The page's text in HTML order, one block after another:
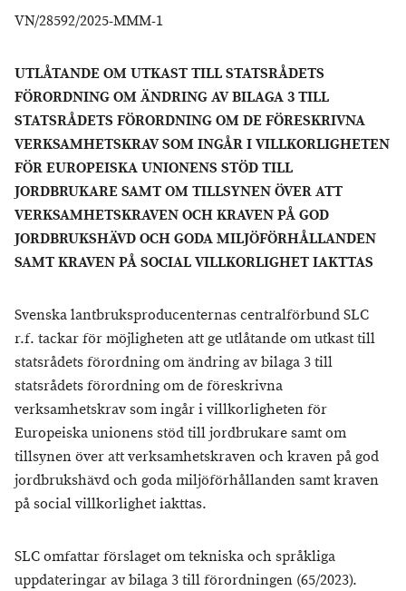
VN/28592/2025-MMM-1
UTLÅTANDE OM UTKAST TILL STATSRÅDETS
FÖRORDNING OM ÄNDRING AV BILAGA 3 TILL
STATSRÅDETS FÖRORDNING OM DE FÖRESKRIVNA
VERKSAMHETSKRAV SOM INGÅR I VILLKORLIGHETEN
FÖR EUROPEISKA UNIONENS STÖD TILL
JORDBRUKARE SAMT OM TILLSYNEN ÖVER ATT
VERKSAMHETSKRAVEN OCH KRAVEN PÅ GOD
JORDBRUKSHÄVD OCH GODA MILJÖFÖRHÅLLANDEN
SAMT KRAVEN PÅ SOCIAL VILLKORLIGHET IAKTTAS
Svenska lantbruksproducenternas centralförbund SLC
r.f. tackar för möjligheten att ge utlåtande om utkast till
statsrådets förordning om ändring av bilaga 3 till
statsrådets förordning om de föreskrivna
verksamhetskrav som ingår i villkorligheten för
Europeiska unionens stöd till jordbrukare samt om
tillsynen över att verksamhetskraven och kraven på god
jordbrukshävd och goda miljöförhållanden samt kraven
på social villkorlighet iakttas.
SLC omfattar förslaget om tekniska och språkliga
uppdateringar av bilaga 3 till förordningen (65/2023).